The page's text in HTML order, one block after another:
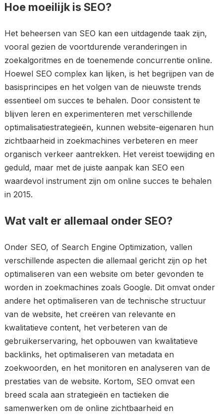
Hoe moeilijk is SEO?
Het beheersen van SEO kan een uitdagende taak zijn,
vooral gezien de voortdurende veranderingen in
zoekalgoritmes en de toenemende concurrentie online.
Hoewel SEO complex kan lijken, is het begrijpen van de
basisprincipes en het volgen van de nieuwste trends
essentieel om succes te behalen. Door consistent te
blijven leren en experimenteren met verschillende
optimalisatiestrategieën, kunnen website-eigenaren hun
zichtbaarheid in zoekmachines verbeteren en meer
organisch verkeer aantrekken. Het vereist toewijding en
geduld, maar met de juiste aanpak kan SEO een
waardevol instrument zijn om online succes te behalen
in 2015.
Wat valt er allemaal onder SEO?
Onder SEO, of Search Engine Optimization, vallen
verschillende aspecten die allemaal gericht zijn op het
optimaliseren van een website om beter gevonden te
worden in zoekmachines zoals Google. Dit omvat onder
andere het optimaliseren van de technische structuur
van de website, het creëren van relevante en
kwalitatieve content, het verbeteren van de
gebruikerservaring, het opbouwen van kwalitatieve
backlinks, het optimaliseren van metadata en
zoekwoorden, en het monitoren en analyseren van de
prestaties van de website. Kortom, SEO omvat een
breed scala aan strategieën en tactieken die
samenwerken om de online zichtbaarheid en